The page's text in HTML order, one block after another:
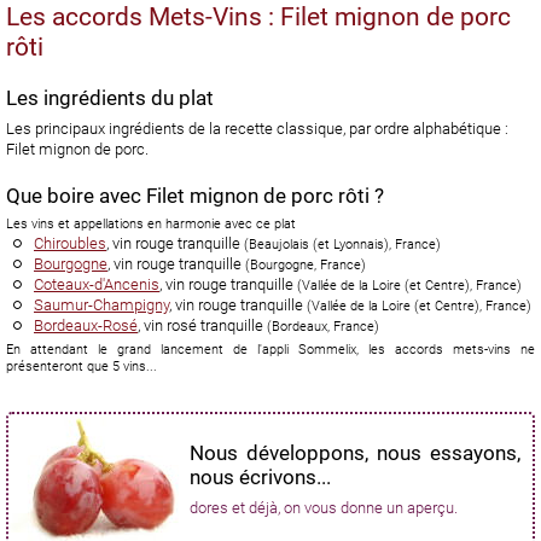
Les accords Mets-Vins : Filet mignon de porc
rôti
Les ingrédients du plat
Les principaux ingrédients de la recette classique, par ordre alphabétique :
Filet mignon de porc.
Que boire avec Filet mignon de porc rôti ?
Les vins et appellations en harmonie avec ce plat
Chiroubles, vin rouge tranquille (Beaujolais (et Lyonnais), France)
Bourgogne, vin rouge tranquille (Bourgogne, France)
Coteaux-d'Ancenis, vin rouge tranquille (Vallée de la Loire (et Centre), France)
Saumur-Champigny, vin rouge tranquille (Vallée de la Loire (et Centre), France)
Bordeaux-Rosé, vin rosé tranquille (Bordeaux, France)
En attendant le grand lancement de l'appli Sommelix, les accords mets-vins ne
présenteront que 5 vins...
Nous développons, nous essayons,
nous écrivons...
dores et déjà, on vous donne un aperçu.